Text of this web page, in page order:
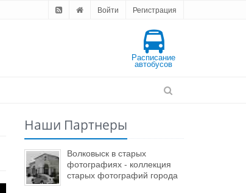
Войти Регистрация
Расписание
автобусов
Наши Партнеры
Волковыск в старых
фотографиях - коллекция
старых фотографий города